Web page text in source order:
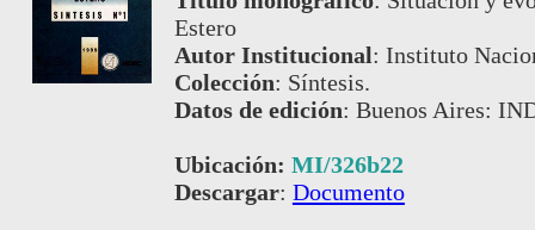
Estero
Autor Institucional: Instituto
Colección: Síntesis.
Datos de edición: Buenos Aires:
Ubicación: MI/326b22
Descargar: Documento